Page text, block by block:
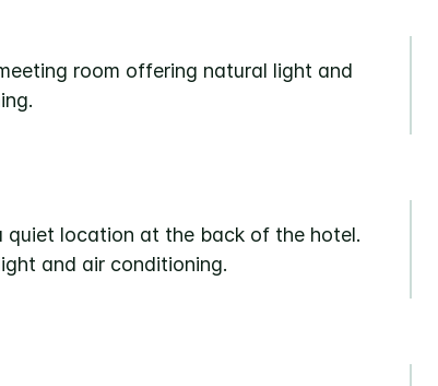
room offering natural light and
quiet location at the back of the hotel.
and air conditioning.